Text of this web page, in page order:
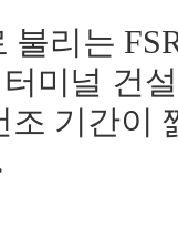
불리는
미널 건
기간이